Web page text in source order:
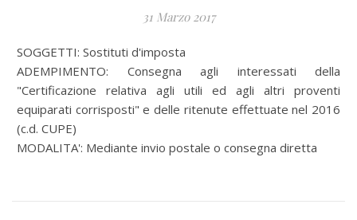
31 Marzo 2017
SOGGETTI: Sostituti d'imposta
ADEMPIMENTO: Consegna agli interessati della
"Certificazione relativa agli utili ed agli altri proventi
equiparati corrisposti" e delle ritenute effettuate nel 2016
(c.d. CUPE)
MODALITA': Mediante invio postale o consegna diretta